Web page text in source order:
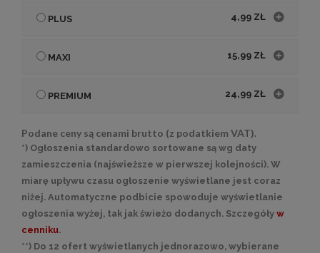
PLUS 4,99 ZŁ
MAXI 15,99 ZŁ
PREMIUM 24,99 ZŁ
Podane ceny są cenami brutto (z podatkiem VAT).
*) Ogłoszenia standardowo sortowane są wg daty
zamieszczenia (najświeższe w pierwszej kolejności). W
miarę upływu czasu ogłoszenie wyświetlane jest coraz
niżej. Automatyczne podbicie spowoduje wyświetlanie
ogłoszenia wyżej, tak jak świeżo dodanych. Szczegóły w
cenniku.
**) Do 12 ofert wyświetlanych jednorazowo, wybierane